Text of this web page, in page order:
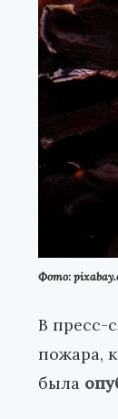
Фото:
В пресс-
пожара,
была